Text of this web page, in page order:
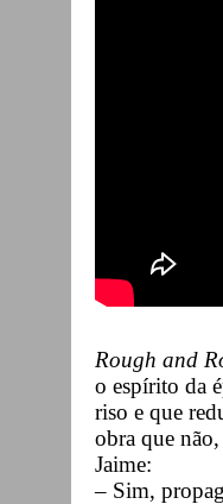
Rough and
o espírito da
riso e que
obra que
Jaime:
– Sim,